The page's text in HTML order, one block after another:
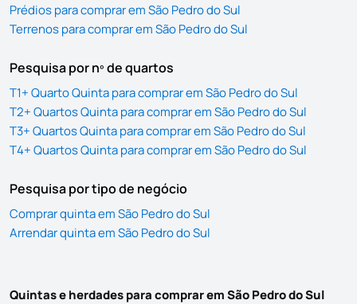
Prédios para comprar em São Pedro do Sul
Terrenos para comprar em São Pedro do Sul
Pesquisa por nº de quartos
T1+ Quarto Quinta para comprar em São Pedro do Sul
T2+ Quartos Quinta para comprar em São Pedro do Sul
T3+ Quartos Quinta para comprar em São Pedro do Sul
T4+ Quartos Quinta para comprar em São Pedro do Sul
Pesquisa por tipo de negócio
Comprar quinta em São Pedro do Sul
Arrendar quinta em São Pedro do Sul
Quintas e herdades para comprar em São Pedro do Sul